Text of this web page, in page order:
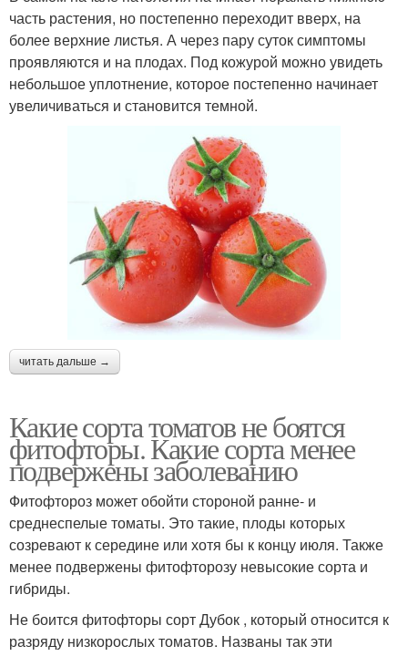
часть растения, но постепенно переходит вверх, на
более верхние листья. А через пару суток симптомы
проявляются и на плодах. Под кожурой можно увидеть
небольшое уплотнение, которое постепенно начинает
увеличиваться и становится темной.
читать дальше →
Какие сорта томатов не боятся
фитофторы. Какие сорта менее
подвержены заболеванию
Фитофтороз может обойти стороной ранне- и
среднеспелые томаты. Это такие, плоды которых
созревают к середине или хотя бы к концу июля. Также
менее подвержены фитофторозу невысокие сорта и
гибриды.
Не боится фитофторы сорт Дубок , который относится к
разряду низкорослых томатов. Названы так эти